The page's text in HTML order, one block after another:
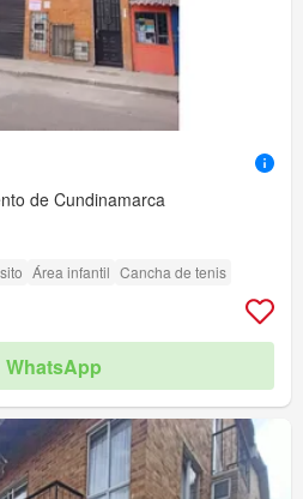
de Cundinamarca
Área infantil Cancha de tenis
WhatsApp